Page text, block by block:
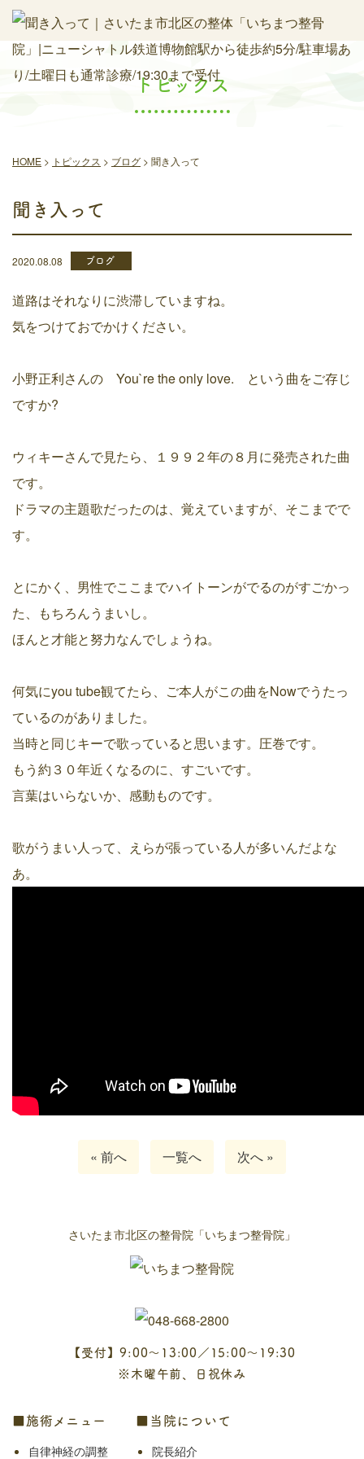
トピックス
HOME > トピックス > ブログ > 聞き入って
聞き入って
2020.08.08 ブログ
道路はそれなりに渋滞していますね。
気をつけておでかけください。
小野正利さんの You`re the only love. という曲をご存じ
ですか?
ウィキーさんで見たら、１９９２年の８月に発売された曲
です。
ドラマの主題歌だったのは、覚えていますが、そこまでで
す。
とにかく、男性でここまでハイトーンがでるのがすごかっ
た、もちろんうまいし。
ほんと才能と努力なんでしょうね。
何気にyou tube観てたら、ご本人がこの曲をNowでうたっ
ているのがありました。
当時と同じキーで歌っていると思います。圧巻です。
もう約３０年近くなるのに、すごいです。
言葉はいらないか、感動ものです。
歌がうまい人って、えらが張っている人が多いんだよな
あ。
« 前へ 一覧へ 次へ »
さいたま市北区の整骨院「いちまつ整骨院」
【受付】9:00～13:00／15:00～19:30
※木曜午前、日祝休み
■施術メニュー
自律神経の調整
■当院について
院長紹介